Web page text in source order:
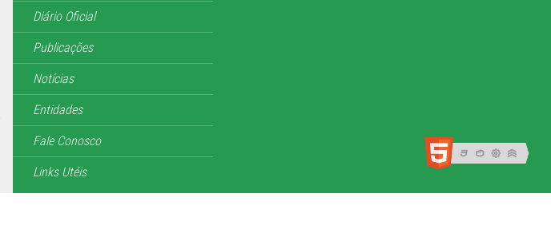
Diário Oficial
Publicações
Notícias
Entidades
Fale Conosco
Links Utéis